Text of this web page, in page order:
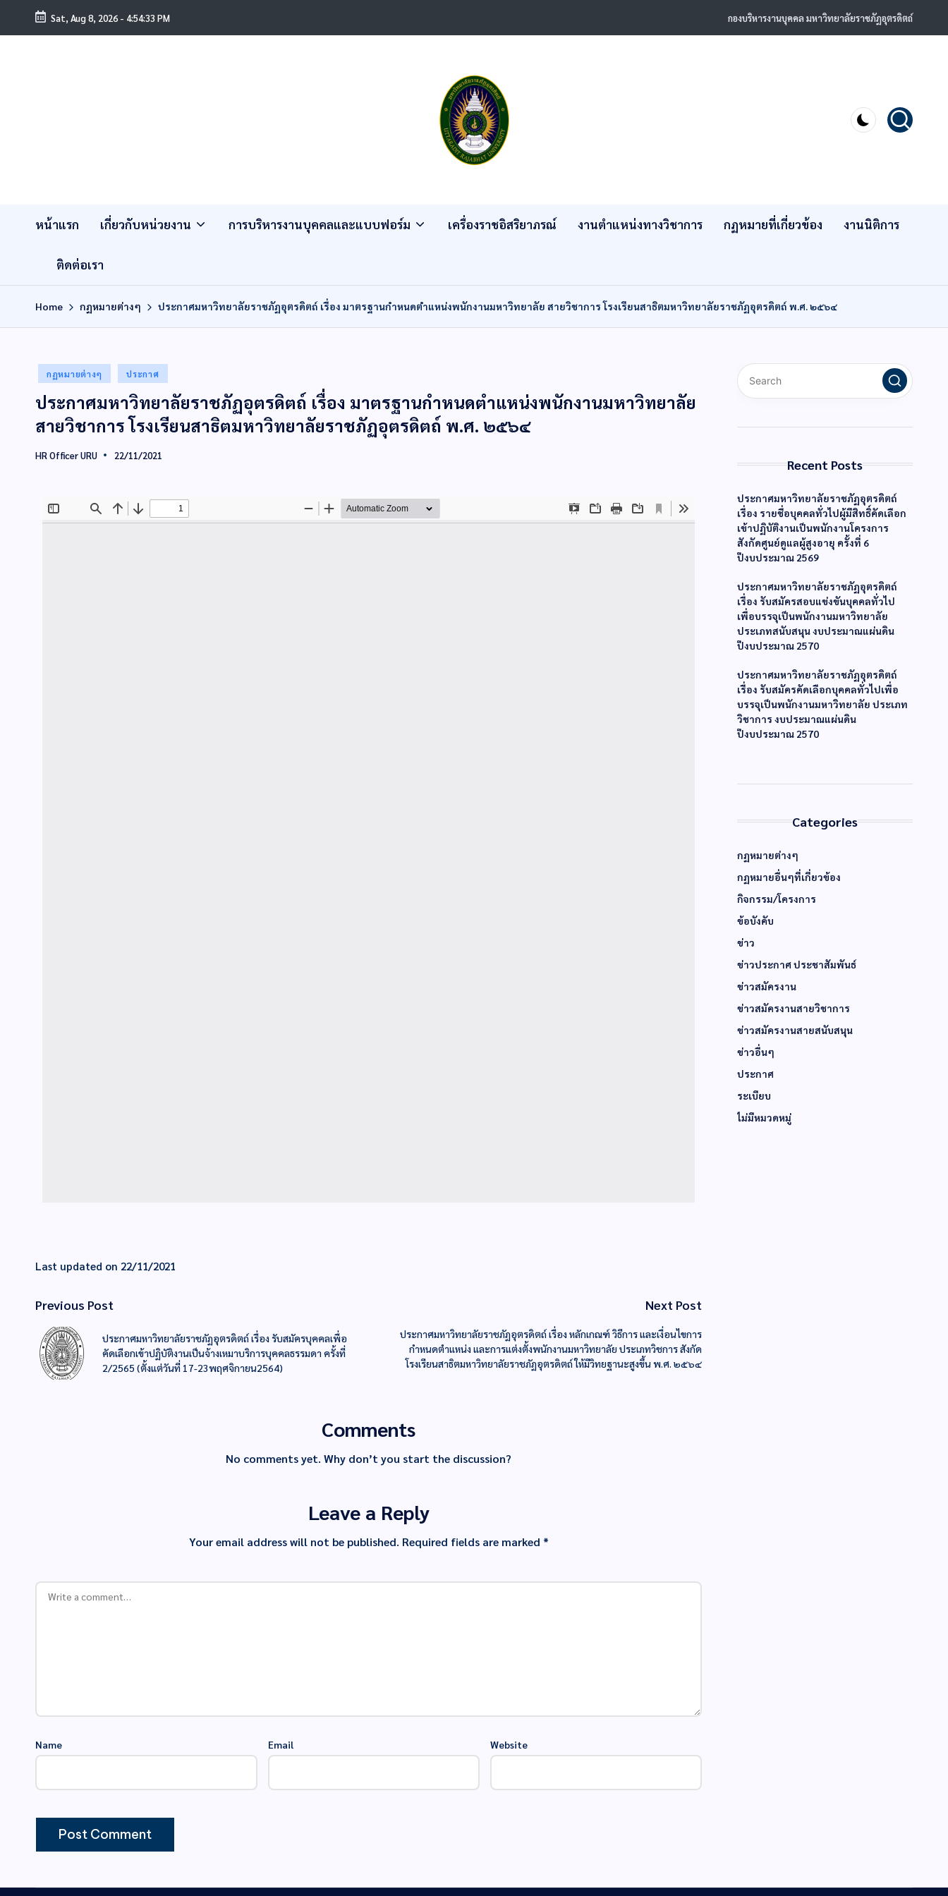
Sat, Aug 8, 2026 - 4:54:34 PM กองบริหารงานบุคคล มหาวิทยาลัยราชภัฏอุตรดิตถ์
หน้าแรก เกี่ยวกับหน่วยงาน การบริหารงานบุคคลและแบบฟอร์ม เครื่องราชอิสริยาภรณ์ งานตำแหน่งทางวิชาการ กฏหมายที่เกี่ยวข้อง งานนิติการ
ติดต่อเรา
Home กฏหมายต่างๆ ประกาศมหาวิทยาลัยราชภัฏอุตรดิตถ์ เรื่อง มาตรฐานกำหนดตำแหน่งพนักงานมหาวิทยาลัย สายวิชาการ โรงเรียนสาธิตมหาวิทยาลัยราชภัฏอุตรดิตถ์ พ.ศ. ๒๕๖๔
กฏหมายต่างๆ ประกาศ
ประกาศมหาวิทยาลัยราชภัฏอุตรดิตถ์ เรื่อง มาตรฐานกำหนดตำแหน่งพนักงานมหาวิทยาลัย
สายวิชาการ โรงเรียนสาธิตมหาวิทยาลัยราชภัฏอุตรดิตถ์ พ.ศ. ๒๕๖๔
HR Officer URU 22/11/2021
Last updated on 22/11/2021
Previous Post
ประกาศมหาวิทยาลัยราชภัฏอุตรดิตถ์ เรื่อง รับสมัครบุคคลเพื่อ
คัดเลือกเข้าปฏิบัติงานเป็นจ้างเหมาบริการบุคคลธรรมดา ครั้งที่
2/2565 (ตั้งแต่วันที่ 17-23พฤศจิกายน2564)
Next Post
ประกาศมหาวิทยาลัยราชภัฏอุตรดิตถ์ เรื่อง หลักเกณฑ์ วิธีการ และเงื่อนไขการ
กำหนดตำแหน่ง และการแต่งตั้งพนักงานมหาวิทยาลัย ประเภทวิชการ สังกัด
โรงเรียนสาธิตมหาวิทยาลัยราชภัฏอุตรดิตถ์ ให้มีวิทยฐานะสูงขึ้น พ.ศ. ๒๕๖๔
Comments
No comments yet. Why don’t you start the discussion?
Leave a Reply
Your email address will not be published. Required fields are marked *
Name Email Website
Recent Posts
ประกาศมหาวิทยาลัยราชภัฏอุตรดิตถ์
เรื่อง รายชื่อบุคคลทั่วไปผู้มีสิทธิ์คัดเลือก
เข้าปฏิบัติงานเป็นพนักงานโครงการ
สังกัดศูนย์ดูแลผู้สูงอายุ ครั้งที่ 6
ปีงบประมาณ 2569
ประกาศมหาวิทยาลัยราชภัฏอุตรดิตถ์
เรื่อง รับสมัครสอบแข่งขันบุคคลทั่วไป
เพื่อบรรจุเป็นพนักงานมหาวิทยาลัย
ประเภทสนับสนุน งบประมาณแผ่นดิน
ปีงบประมาณ 2570
ประกาศมหาวิทยาลัยราชภัฏอุตรดิตถ์
เรื่อง รับสมัครคัดเลือกบุคคลทั่วไปเพื่อ
บรรจุเป็นพนักงานมหาวิทยาลัย ประเภท
วิชาการ งบประมาณแผ่นดิน
ปีงบประมาณ 2570
Categories
กฏหมายต่างๆ
กฏหมายอื่นๆที่เกี่ยวข้อง
กิจกรรม/โครงการ
ข้อบังคับ
ข่าว
ข่าวประกาศ ประชาสัมพันธ์
ข่าวสมัครงาน
ข่าวสมัครงานสายวิชาการ
ข่าวสมัครงานสายสนับสนุน
ข่าวอื่นๆ
ประกาศ
ระเบียบ
ไม่มีหมวดหมู่